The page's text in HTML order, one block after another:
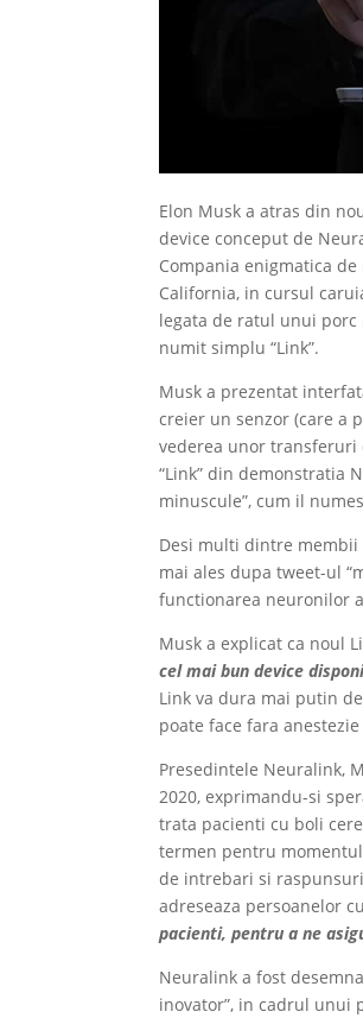
Elon Musk a atras din
device conceput de
Compania enigmatica
California, in cursul
legata de ratul unui
numit simplu “Link”.
Musk a prezentat
creier un senzor (care a
vederea unor transferuri
“Link” din demonstratia
minuscule”, cum il
Desi multi dintre
mai ales dupa tweet-ul
functionarea neuronilor
Musk a explicat ca noul
cel mai bun device
Link va dura mai putin
poate face fara anestezie
Presedintele Neuralink,
2020, exprimandu-si
trata pacienti cu boli
termen pentru
de intrebari si
adreseaza persoanelor
pacienti, pentru a ne
Neuralink a fost
inovator”, in cadrul unui